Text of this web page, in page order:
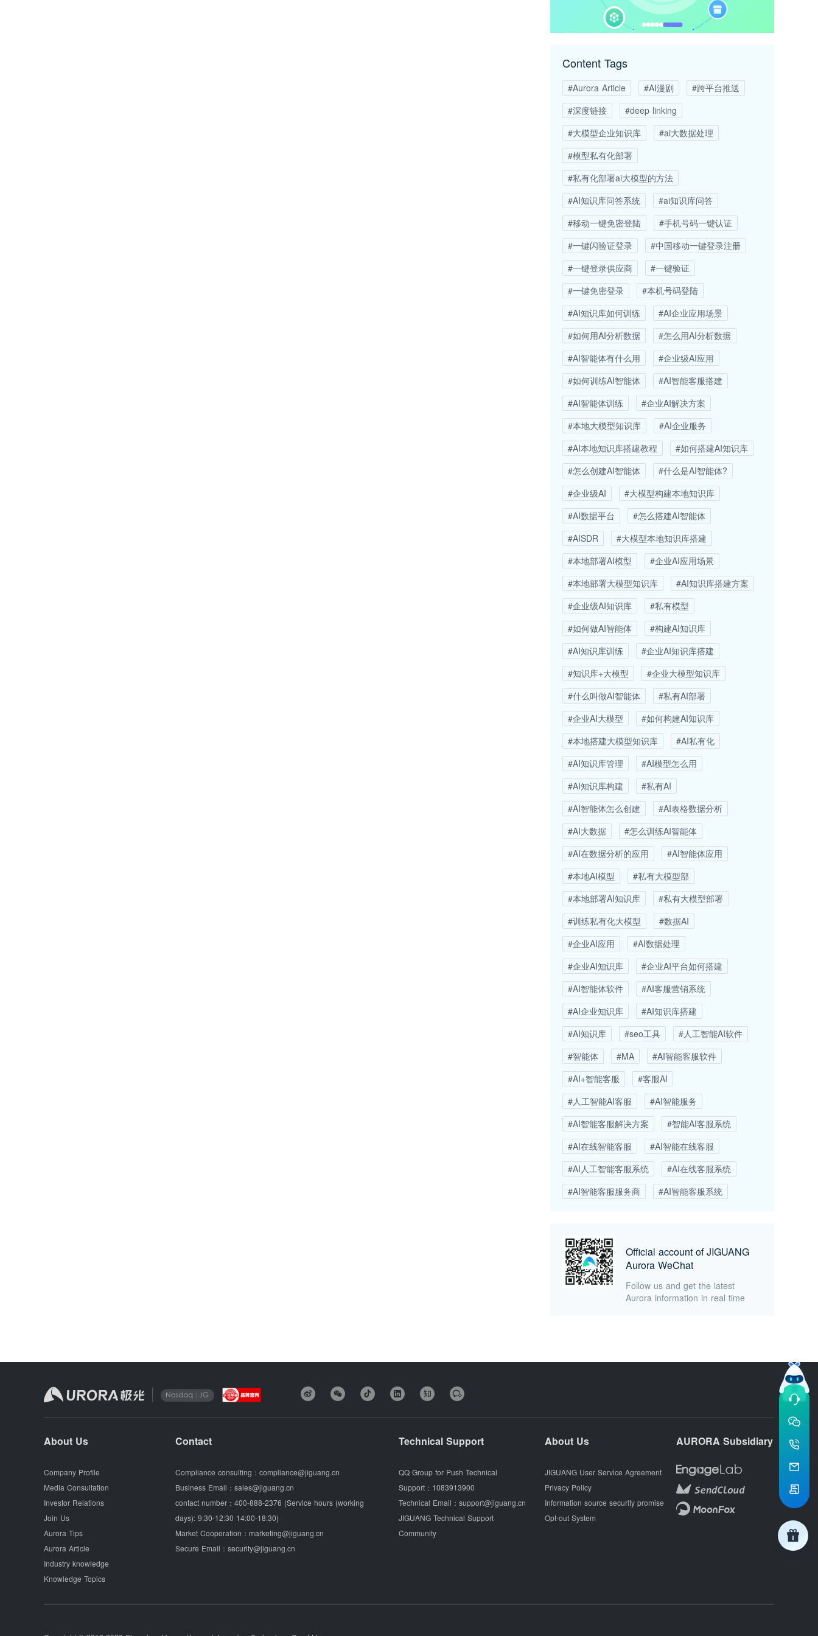
Content Tags
#Aurora Article #AI漫剧
#跨平台推送
#深度链接
#deep linking
#大模型企业知识库
#ai大数据处理
#模型私有化部署
#私有化部署ai大模型的方法
#AI知识库问答系统
#ai知识库问答
#移动一键免密登陆
#手机号码一键认证
#一键闪验证登录
#中国移动一键登录注册
#一键登录供应商
#一键验证
#一键免密登录
#本机号码登陆
#AI知识库如何训练
#AI企业应用场景
#如何用AI分析数据
#怎么用AI分析数据
#AI智能体有什么用
#企业级AI应用
#如何训练AI智能体
#AI智能客服搭建
#AI智能体训练
#企业AI解决方案
#本地大模型知识库
#AI企业服务
#AI本地知识库搭建教程
#如何搭建AI知识库
#怎么创建AI智能体
#什么是AI智能体?
#企业级AI
#大模型构建本地知识库
#AI数据平台
#怎么搭建AI智能体
#AISDR
#大模型本地知识库搭建
#本地部署AI模型
#企业AI应用场景
#本地部署大模型知识库
#AI知识库搭建方案
#企业级AI知识库
#私有模型
#如何做AI智能体
#构建AI知识库
#AI知识库训练
#企业AI知识库搭建
#知识库+大模型
#企业大模型知识库
#什么叫做AI智能体
#私有AI部署
#企业AI大模型
#如何构建AI知识库
#本地搭建大模型知识库
#AI私有化
#AI知识库管理
#AI模型怎么用
#AI知识库构建
#私有AI
#AI智能体怎么创建
#AI表格数据分析
#AI大数据
#怎么训练AI智能体
#AI在数据分析的应用
#AI智能体应用
#本地AI模型
#私有大模型部
#本地部署AI知识库
#私有大模型部署
#训练私有化大模型
#数据AI
#企业AI应用
#AI数据处理
#企业AI知识库
#企业AI平台如何搭建
#AI智能体软件
#AI客服营销系统
#AI企业知识库
#AI知识库搭建
#AI知识库
#seo工具
#人工智能AI软件
#智能体
#MA
#AI智能客服软件
#AI+智能客服
#客服AI
#人工智能AI客服
#AI智能服务
#AI智能客服解决方案
#智能AI客服系统
#AI在线智能客服
#AI智能在线客服
#AI人工智能客服系统
#AI在线客服系统
#AI智能客服服务商
#AI智能客服系统
Official account of JIGUANG
Aurora WeChat
Follow us and get the latest
Aurora information in real time
About Us
Company Profile
Media Consultation
Investor Relations
Join Us
Aurora Tips
Aurora Article
Industry knowledge
Knowledge Topics
Contact
Compliance consulting： compliance@jiguang.cn
Business Email： sales@jiguang.cn
contact number： 400-888-2376 (Service hours (working
days): 9:30-12:30 14:00-18:30)
Market Cooperation： marketing@jiguang.cn
Secure Email： security@jiguang.cn
Technical Support
QQ Group for Push Technical
Support： 1083913900
Technical Email： support@jiguang.cn
JIGUANG Technical Support
Community
About Us
JIGUANG User Service Agreement
Privacy Policy
Information source security promise
Opt-out System
AURORA Subsidiary